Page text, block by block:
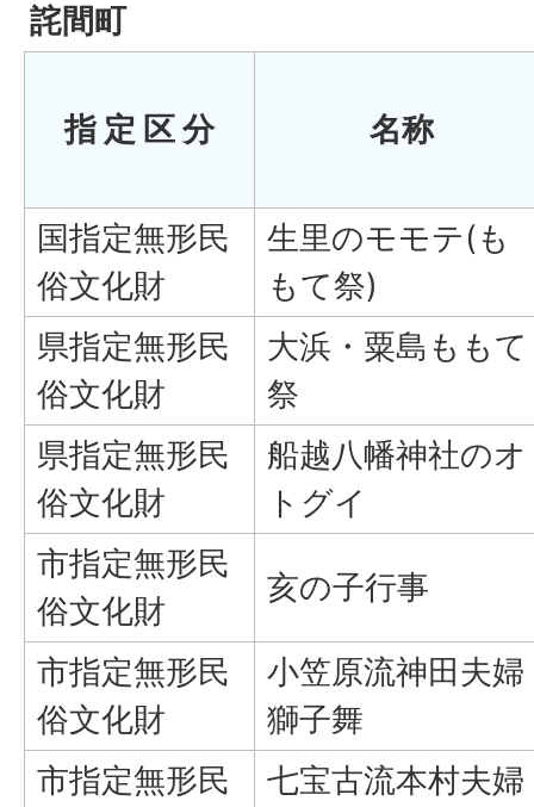
詫間町
指 定 区 分 名称
国指定無形民
俗文化財
生里のモモテ(も
もて祭)
県指定無形民
俗文化財
大浜・粟島ももて
祭
県指定無形民
俗文化財
船越八幡神社のオ
トグイ
市指定無形民
俗文化財
亥の子行事
市指定無形民
俗文化財
小笠原流神田夫婦
獅子舞
市指定無形民
七宝古流本村夫婦